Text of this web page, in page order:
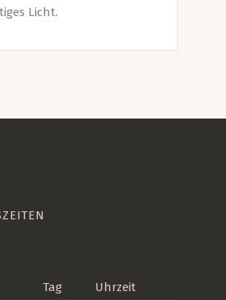
Licht.
Tag
Uhrzeit